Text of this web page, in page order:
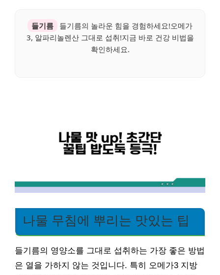
들기름
들기름의 놀라운 힘을 경험하세요!오메가
3, 알파리놀렌산 그대로 섭취!지금 바로 건강 비법을
확인하세요.
나물 무침에 뿌리는 맛있는 팁
들기름의 영양소를 그대로 섭취하는 가장 좋은 방법
은 열을 가하지 않는 것입니다. 특히 오메가3 지방